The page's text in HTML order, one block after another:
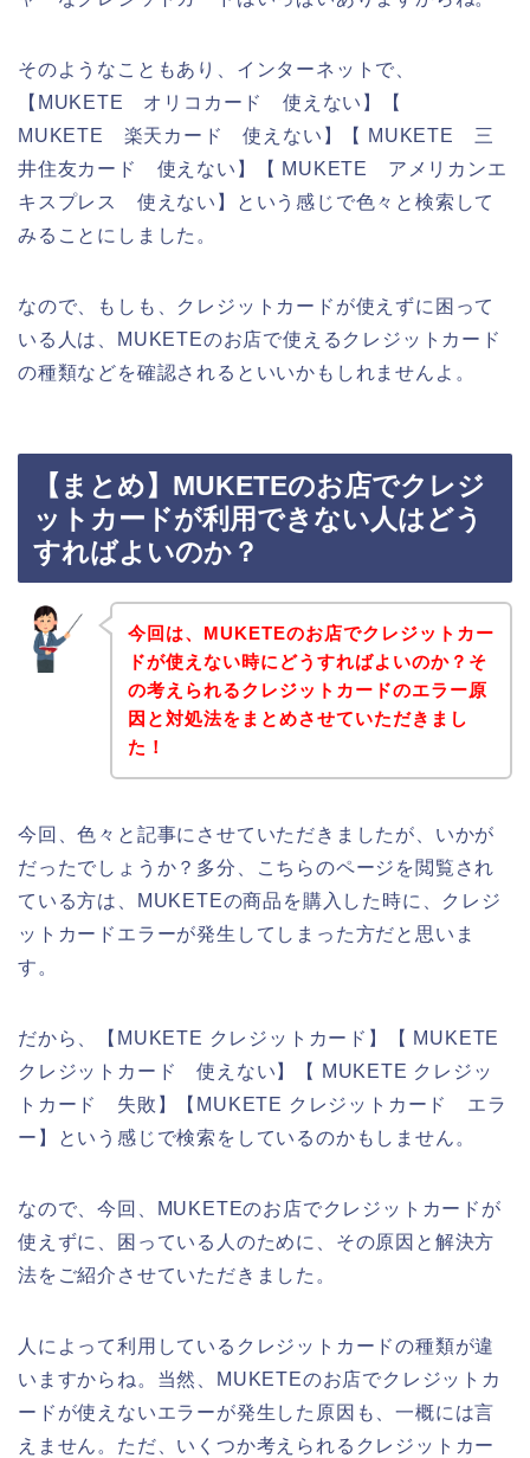
そのようなこともあり、インターネットで、
【MUKETE オリコカード 使えない】【
MUKETE 楽天カード 使えない】【 MUKETE 三
井住友カード 使えない】【 MUKETE アメリカンエ
キスプレス 使えない】という感じで色々と検索して
みることにしました。
なので、もしも、クレジットカードが使えずに困って
いる人は、MUKETEのお店で使えるクレジットカード
の種類などを確認されるといいかもしれませんよ。
【まとめ】MUKETEのお店でクレジ
ットカードが利用できない人はどう
すればよいのか？
今回は、MUKETEのお店でクレジットカー
ドが使えない時にどうすればよいのか？そ
の考えられるクレジットカードのエラー原
因と対処法をまとめさせていただきまし
た！
今回、色々と記事にさせていただきましたが、いかが
だったでしょうか？多分、こちらのページを閲覧され
ている方は、MUKETEの商品を購入した時に、クレジ
ットカードエラーが発生してしまった方だと思いま
す。
だから、【MUKETE クレジットカード】【 MUKETE
クレジットカード 使えない】【 MUKETE クレジッ
トカード 失敗】【MUKETE クレジットカード エラ
ー】という感じで検索をしているのかもしません。
なので、今回、MUKETEのお店でクレジットカードが
使えずに、困っている人のために、その原因と解決方
法をご紹介させていただきました。
人によって利用しているクレジットカードの種類が違
いますからね。当然、MUKETEのお店でクレジットカ
ードが使えないエラーが発生した原因も、一概には言
えません。ただ、いくつか考えられるクレジットカー